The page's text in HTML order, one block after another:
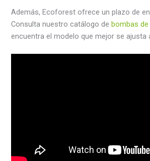
Además, Ecoforest ofrece un plazo de
Consulta nuestro catálogo debombas
encuentra el modelo que mejor se ajusta